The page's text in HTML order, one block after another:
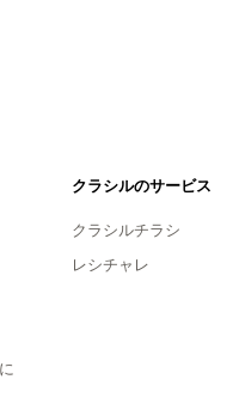
クラシルのサービス
クラシルチラシ
レシチャレ